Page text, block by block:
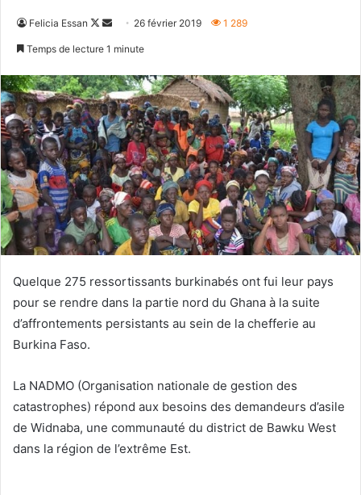
Felicia Essan
Follow
Envoyer26 février 2019 1 289
Temps de lecture 1 minute
Quelque 275 ressortissants burkinabés ont fui leur pays
pour se rendre dans la partie nord du Ghana à la suite
d’affrontements persistants au sein de la chefferie au
Burkina Faso.
La NADMO (Organisation nationale de gestion des
catastrophes) répond aux besoins des demandeurs d’asile
de Widnaba, une communauté du district de Bawku West
dans la région de l’extrême Est.